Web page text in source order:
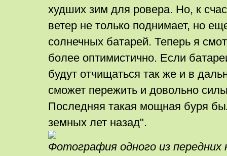
худших зим для ровера. Но, к
ветер не только поднимает, но
солнечных батарей. Теперь я
более оптимистично. Если
будут отчищаться так же и в
сможет пережить и довольно
Последняя такая мощная буря
земных лет назад".
Фотография одного из передних